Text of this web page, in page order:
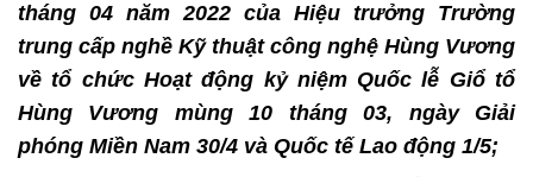
tháng 04 năm 2022 của Hiệu trưởng Trường
trung cấp nghề Kỹ thuật công nghệ Hùng Vương
vềtổ chức Hoạt động kỷ niệm Quốc lễ Giổ tổ
Hùng Vương mùng 10 tháng 03, ngày Giải
phóng Miền Nam 30/4 và Quốc tế Lao động 1/5;